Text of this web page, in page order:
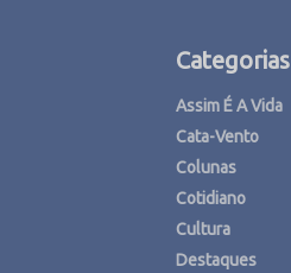
Categorias
Assim É A Vida
Cata-Vento
Colunas
Cotidiano
Cultura
Destaques